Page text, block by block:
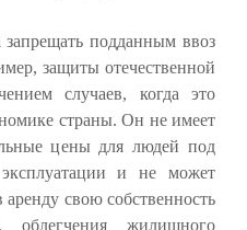
подданным ввоз
защиты отечественной
случаев, когда это
страны. Он не имеет
цены для людей под
и не может
свою собственность
облегчения жилищного